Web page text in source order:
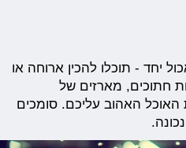
יחד - תוכלו להכין ארוחה או
חתוכים, מארזים של
האוכל האהוב עליכם. סומכים